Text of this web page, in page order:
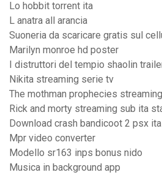
Lo hobbit torrent ita
L anatra all arancia
Suoneria da scaricare gratis sul
Marilyn monroe hd poster
I distruttori del tempio shaolin
Nikita streaming serie tv
The mothman prophecies
Rick and morty streaming sub ita
Download crash bandicoot 2 psx ita
Mpr video converter
Modello sr163 inps bonus nido
Musica in background app